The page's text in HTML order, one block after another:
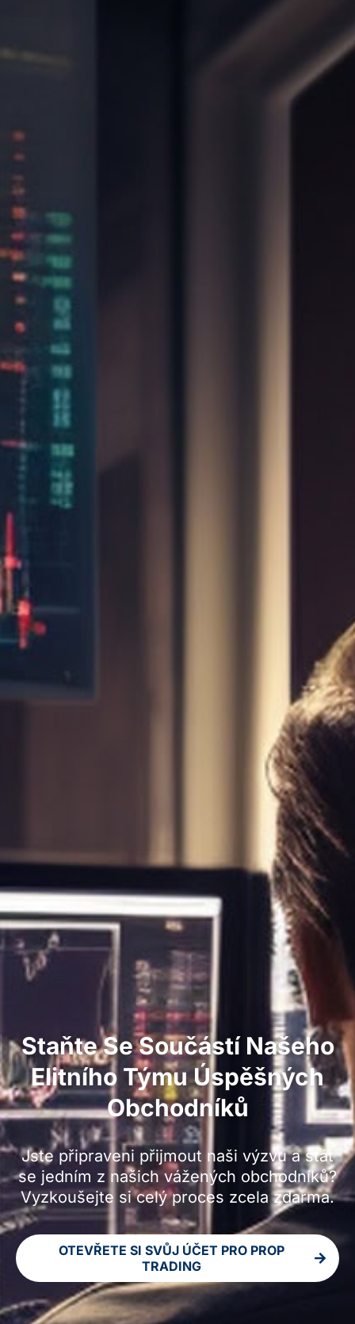
Staňte Se Součástí Našeho
Elitního Týmu Úspěšných
Obchodníků
Jste připraveni přijmout naši výzvu a stát
se jedním z našich vážených obchodníků?
Vyzkoušejte si celý proces zcela zdarma.
OTEVŘETE SI SVŮJ ÚČET PRO PROP
TRADING